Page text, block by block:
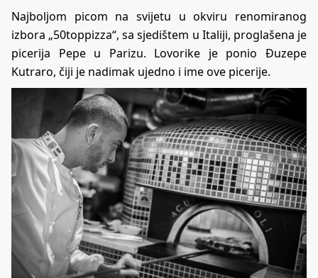
Najboljom picom na svijetu u okviru renomiranog
izbora „50toppizza“, sa sjedištem u Italiji, proglašena je
picerija Pepe u Parizu. Lovorike je ponio Đuzepe
Kutraro, čiji je nadimak ujedno i ime ove picerije.